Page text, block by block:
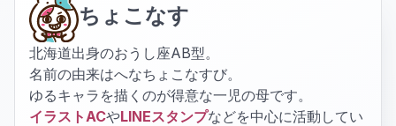
ちょこなす
北海道出身のおうし座AB型。
名前の由来はへなちょこなすび。
ゆるキャラを描くのが得意な一児の母です。
イラストACやLINEスタンプなどを中心に活動してい